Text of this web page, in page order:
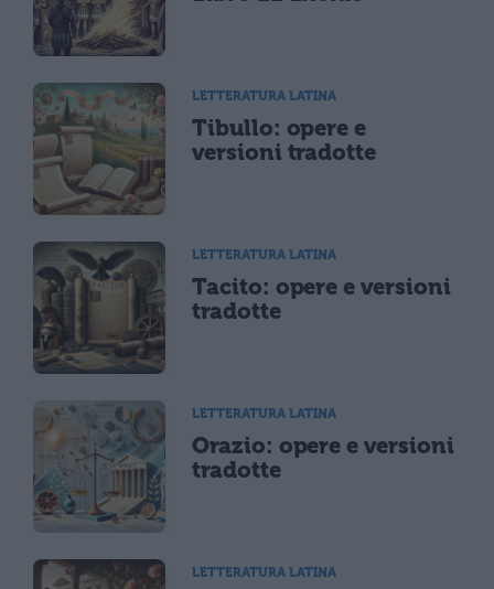
LETTERATURA LATINA
Tibullo: opere e
versioni tradotte
LETTERATURA LATINA
Tacito: opere e versioni
tradotte
LETTERATURA LATINA
Orazio: opere e versioni
tradotte
LETTERATURA LATINA